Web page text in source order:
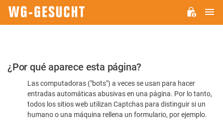
Por
favor,
confirme
¿Por qué aparece esta página?
Las computadoras ("bots") a veces se usan para hacer
entradas automáticas abusivas en una página. Por lo tanto,
todos los sitios web utilizan Captchas para distinguir si un
humano o una máquina rellena un formulario, por ejemplo.